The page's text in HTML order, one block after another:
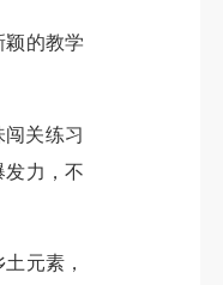
的教学
关练习
发力，不
元素，